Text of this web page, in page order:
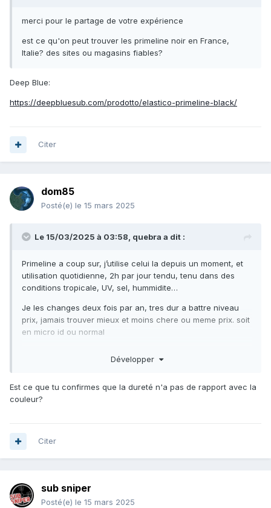
merci pour le partage de votre expérience
est ce qu'on peut trouver les primeline noir en France,
Italie? des sites ou magasins fiables?
Deep Blue:
https://deepbluesub.com/prodotto/elastico-primeline-black/
Citer
dom85
Posté(e) le 15 mars 2025
Le 15/03/2025 à 03:58, quebra a dit :
Primeline a coup sur, j’utilise celui la depuis un moment, et
utilisation quotidienne, 2h par jour tendu, tenu dans des
conditions tropicale, UV, sel, hummidite…
Je les changes deux fois par an, tres dur a battre niveau
prix, jamais trouver mieux et moins chere ou meme prix. soit
en micro id ou normal
Rubber-Orange/dp/B01MCR79G7
Développer
Est ce que tu confirmes que la dureté n'a pas de rapport avec la
couleur?
Citer
sub sniper
Posté(e) le 15 mars 2025